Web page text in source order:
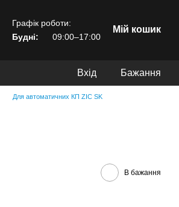
Графік роботи:
Будні:
09:00–17:00
Мій кошик
Вхід Бажання
Для автоматичних КП ZIC SK
В бажання